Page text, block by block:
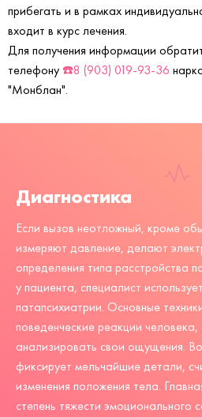
прибегать и в рамках
входит в курс лечения.
Для получения информации
телефону ☎️8 (903) 019-93-36
"Монблан".
Диагностика
Если вызов неотложный, кроме
измеряют давление, делают
определения типа расстройства
у пациента, специалист
патапсихиатрии. Основные
поведенческие реакции человека,
анализировать свои ощущения.
фиксирует мельчайшие детали,
изменения положения тела.
степень тяжести эмоционального